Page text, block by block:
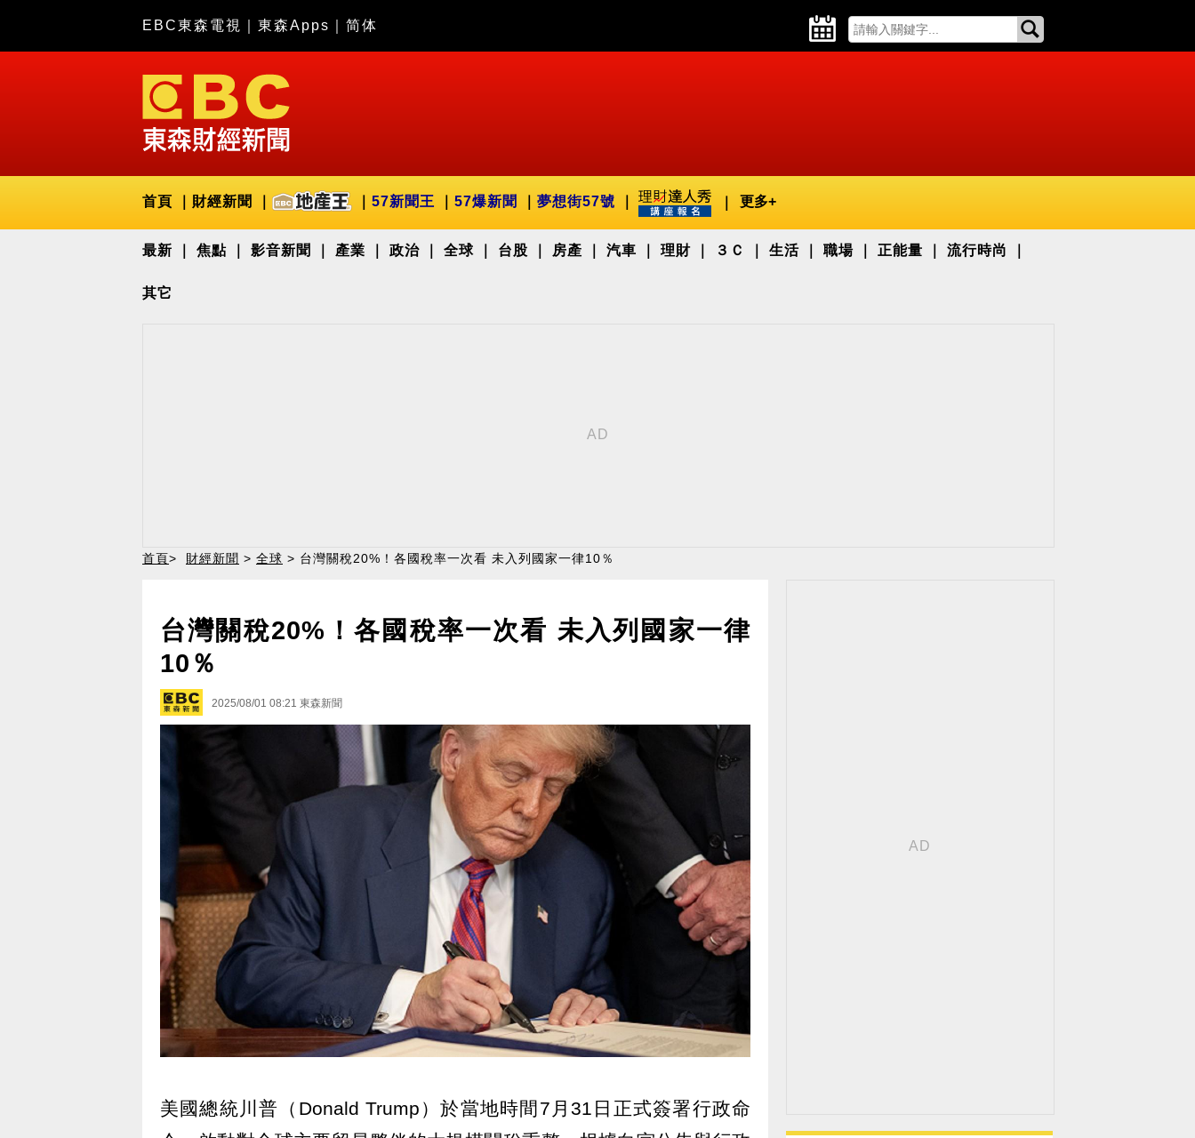
EBC東森電視 東森Apps 简体
首頁 財經新聞 57新聞王 57爆新聞 夢想街57號 更多+
最新 焦點 影音新聞 產業 政治 全球 台股 房產 汽車 理財 ３Ｃ 生活 職場 正能量 流行時尚
其它
首頁> 財經新聞 > 全球 > 台灣關稅20%！各國稅率一次看 未入列國家一律10％
台灣關稅20%！各國稅率一次看 未入列國家一律
10％
2025/08/01 08:21 東森新聞
美國總統川普（Donald Trump）於當地時間7月31日正式簽署行政命